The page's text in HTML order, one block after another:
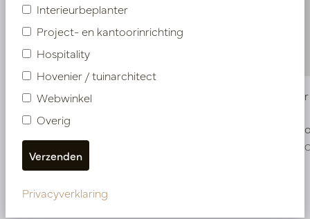
Pot Rover Coal D34 H97
Op voorraad
Pot
Op
Meer van Potten
Interieurbeplanter
Project- en kantoorinrichting
Hospitality
Hovenier / tuinarchitect
Webwinkel
Overig
Privacyverklaring